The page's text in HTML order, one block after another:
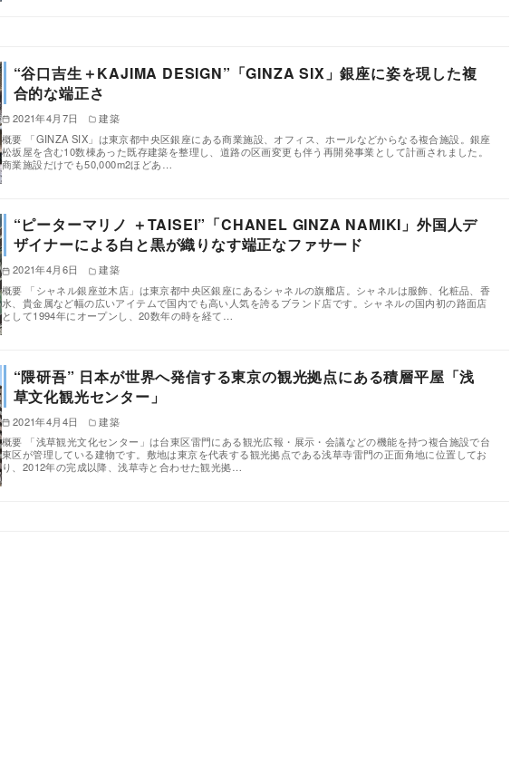
“谷口吉生＋KAJIMA DESIGN”「GINZA SIX」銀座に姿を現した複
合的な端正さ
2021年4月7日
建築
概要 「GINZA SIX」は東京都中央区銀座にある商業施設、オフィス、ホールなどからなる複合施設。銀座
松坂屋を含む10数棟あった既存建築を整理し、道路の区画変更も伴う再開発事業として計画されました。
商業施設だけでも50,000m2ほどあ…
“ピーターマリノ ＋TAISEI”「CHANEL GINZA NAMIKI」外国人デ
ザイナーによる白と黒が織りなす端正なファサード
2021年4月6日
建築
概要 「シャネル銀座並木店」は東京都中央区銀座にあるシャネルの旗艦店。シャネルは服飾、化粧品、香
水、貴金属など幅の広いアイテムで国内でも高い人気を誇るブランド店です。シャネルの国内初の路面店
として1994年にオープンし、20数年の時を経て…
“隈研吾” 日本が世界へ発信する東京の観光拠点にある積層平屋「浅
草文化観光センター」
2021年4月4日
建築
概要 「浅草観光文化センター」は台東区雷門にある観光広報・展示・会議などの機能を持つ複合施設で台
東区が管理している建物です。敷地は東京を代表する観光拠点である浅草寺雷門の正面角地に位置してお
り、2012年の完成以降、浅草寺と合わせた観光拠…